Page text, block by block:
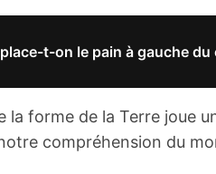
t-on le pain à gauche
la forme de la Terre joue
compréhension du